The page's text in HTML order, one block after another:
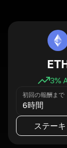
3%
初回の報酬まで
6時間
ステー